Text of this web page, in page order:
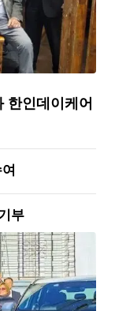
한인데이케어
부